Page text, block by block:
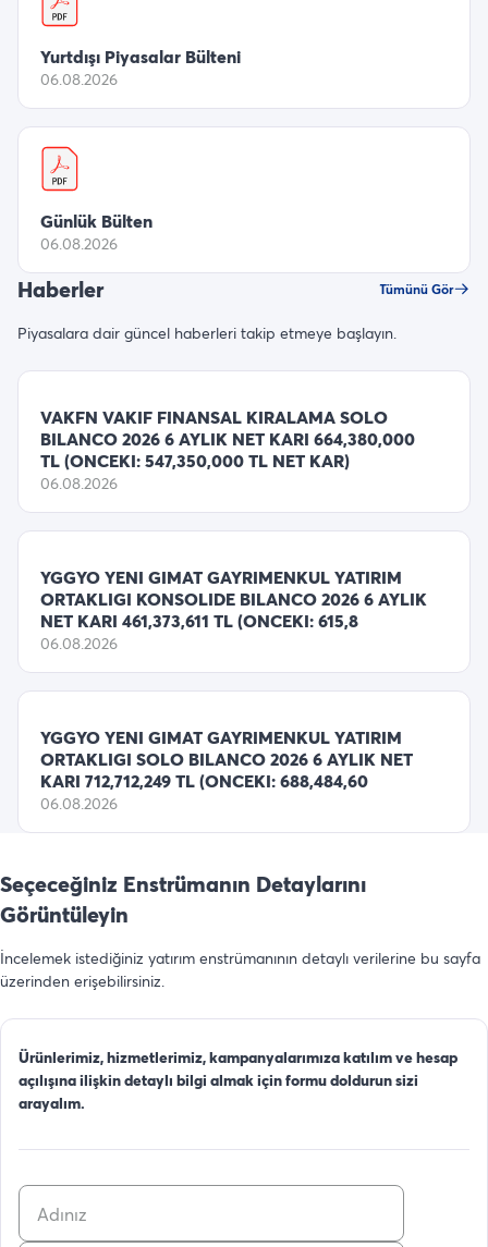
Yurtdışı Piyasalar Bülteni
06.08.2026
Günlük Bülten
06.08.2026
Haberler Tümünü Gör
Piyasalara dair güncel haberleri takip etmeye başlayın.
VAKFN VAKIF FINANSAL KIRALAMA SOLO
BILANCO 2026 6 AYLIK NET KARI 664,380,000
TL (ONCEKI: 547,350,000 TL NET KAR)
06.08.2026
YGGYO YENI GIMAT GAYRIMENKUL YATIRIM
ORTAKLIGI KONSOLIDE BILANCO 2026 6 AYLIK
NET KARI 461,373,611 TL (ONCEKI: 615,8
06.08.2026
YGGYO YENI GIMAT GAYRIMENKUL YATIRIM
ORTAKLIGI SOLO BILANCO 2026 6 AYLIK NET
KARI 712,712,249 TL (ONCEKI: 688,484,60
06.08.2026
Seçeceğiniz Enstrümanın Detaylarını
Görüntüleyin
İncelemek istediğiniz yatırım enstrümanının detaylı verilerine bu sayfa
üzerinden erişebilirsiniz.
Ürünlerimiz, hizmetlerimiz, kampanyalarımıza katılım ve hesap
açılışına ilişkin detaylı bilgi almak için formu doldurun sizi
arayalım.